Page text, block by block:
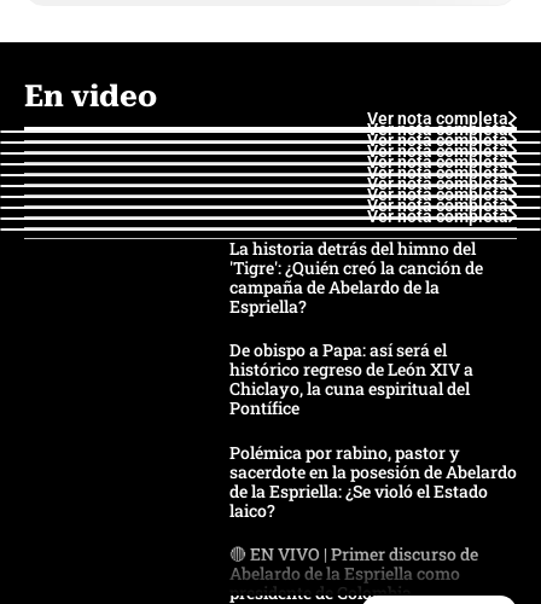
En video
Ver nota completa
Ver nota completa
Ver nota completa
Ver nota completa
Ver nota completa
Ver nota completa
Ver nota completa
Ver nota completa
Ver nota completa
Ver nota completa
La historia detrás del himno del
'Tigre': ¿Quién creó la canción de
campaña de Abelardo de la
Espriella?
De obispo a Papa: así será el
histórico regreso de León XIV a
Chiclayo, la cuna espiritual del
Pontífice
Polémica por rabino, pastor y
sacerdote en la posesión de Abelardo
de la Espriella: ¿Se violó el Estado
laico?
🔴 EN VIVO | Primer discurso de
Abelardo de la Espriella como
presidente de Colombia